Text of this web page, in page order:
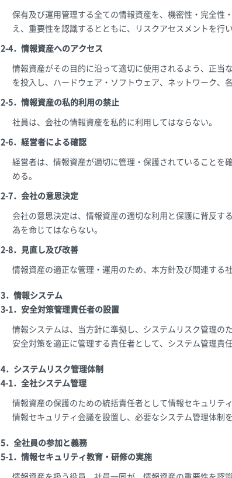
保有及び運用管理する全ての情報資産を、機密性・完全性
え、重要性を認識するとともに、リスクアセスメントを行
2-4．情報資産へのアクセス
情報資産がその目的に沿って適切に使用されるよう、正当
を投入し、ハードウェア・ソフトウェア、ネットワーク、
2-5．情報資産の私的利用の禁止
社員は、会社の情報資産を私的に利用してはならない。
2-6．経営者による確認
経営者は、情報資産が適切に管理・保護されていることを
める。
2-7．会社の意思決定
会社の意思決定は、情報資産の適切な利用と保護に背反す
為を命じてはならない。
2-8．見直し及び改善
情報資産の適正な管理・運用のため、本方針及び関連する
3．情報システム
3-1．安全対策管理責任者の設置
情報システムは、当方針に準拠し、システムリスク管理の
安全対策を適正に管理する責任者として、システム管理責
4．システムリスク管理体制
4-1．全社システム管理
情報資産の保護のための統括責任者として情報セキュリテ
情報セキュリティ会議を設置し、必要なシステム管理体制を
5．全社員の参加と義務
5-1．情報セキュリティ教育・研修の実施